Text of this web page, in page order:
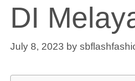
DI
July 8, 2023 by